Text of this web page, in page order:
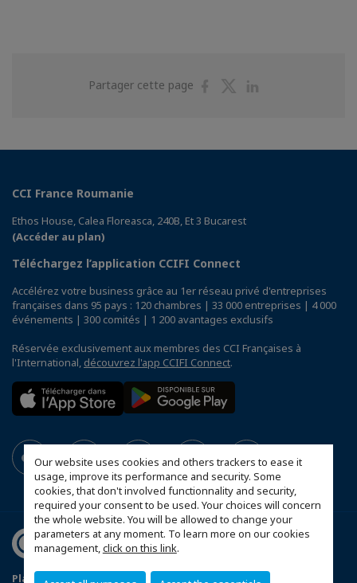
Our website uses cookies and others trackers to ease it
usage, improve its performance and security. Some
cookies, that don't involved functionnality and security,
required your consent to be used. Your choices will concern
the whole website. You will be allowed to change your
parameters at any moment. To learn more on our cookies
management,click on this link.
Partager cette page
PartagerPartager
CCI France Roumanie
Ethos House, Calea Floreasca, 240B, Et 3 Bucarest
(Accéder au plan)
Téléchargez l’application CCIFI Connect
Accélérez votre business grâce au 1er réseau privé d'entreprises
françaises dans 95 pays : 120 chambres | 33 000 entreprises | 4 000
événements | 300 comités | 1 200 avantages exclusifs
Réservée exclusivement aux membres des CCI Françaises à
l'International, découvrez l'app CCIFI Connect.
Plan du site Statut CCIFER Mentions légales